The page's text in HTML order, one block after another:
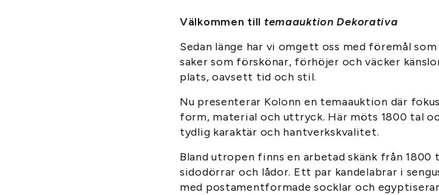
Välkommen till temaauktion Dekorativa
Sedan länge har vi omgett oss med föremål
saker som förskönar, förhöjer och väcker
plats, oavsett tid och stil.
Nu presenterar Kolonn en temaauktion där
form, material och uttryck. Här möts 1800 tal
tydlig karaktär och hantverkskvalitet.
Bland utropen finns en arbetad skänk från 1800
sidodörrar och lådor. Ett par kandelabrar i
med postamentformade socklar och